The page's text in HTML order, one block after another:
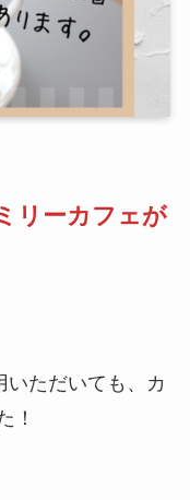
リーカフェが
いただいても、カ
！